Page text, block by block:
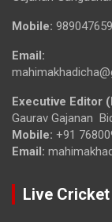
Mobile:
Email:
Executive Editor
Gaurav Gajanan
Mobile: +91
Email:
Live